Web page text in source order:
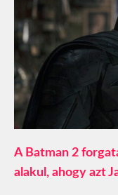
A Batman 2
alakul, ahogy azt